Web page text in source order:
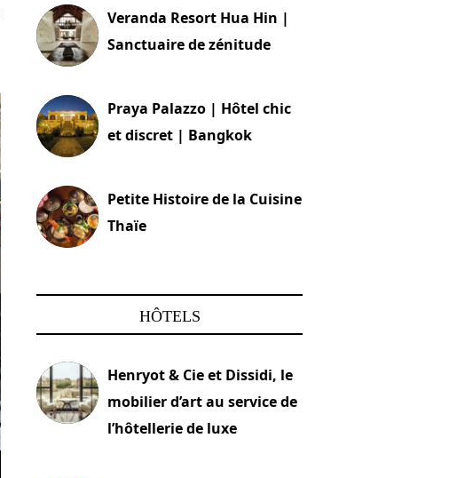
Veranda Resort Hua Hin |
Sanctuaire de zénitude
Praya Palazzo | Hôtel chic
et discret | Bangkok
Petite Histoire de la Cuisine
Thaïe
HÔTELS
Henryot & Cie et Dissidi, le
mobilier d’art au service de
l’hôtellerie de luxe